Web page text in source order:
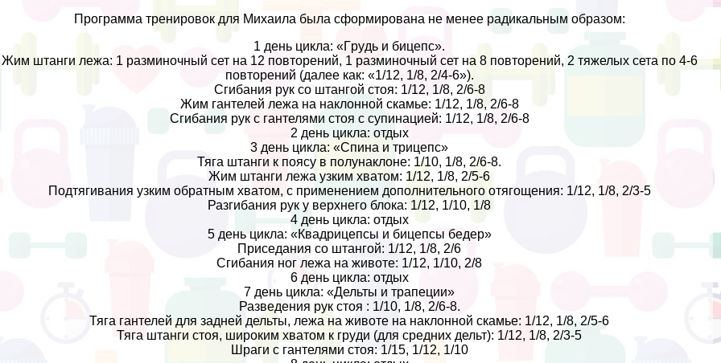
Программа тренировок для Михаила была сформирована не менее радикальным образом:
1 день цикла: «Гpyдь и бицепс».
Жим штанги лежа: 1 разминочный сет на 12 повторений, 1 разминочный сет на 8 повторений, 2 тяжелых сета по 4-6
повторений (далее как: «1/12, 1/8, 2/4-6»).
Сгибания рук со штангой стоя: 1/12, 1/8, 2/6-8
Жим гантелей лежа на наклонной скамье: 1/12, 1/8, 2/6-8
Сгибания рук с гантелями стоя с супинацией: 1/12, 1/8, 2/6-8
2 день цикла: отдых
3 день цикла: «Спина и трицепс»
Тяга штанги к поясу в полунаклоне: 1/10, 1/8, 2/6-8.
Жим штанги лежа узким хватом: 1/12, 1/8, 2/5-6
Подтягивания узким обратным хватом, с применением дополнительного отягощения: 1/12, 1/8, 2/3-5
Разгибания рук у верхнего блока: 1/12, 1/10, 1/8
4 день цикла: отдых
5 день цикла: «Квадрицепсы и бицепсы бедер»
Приседания со штангой: 1/12, 1/8, 2/6
Сгибания ног лежа на животе: 1/12, 1/10, 2/8
6 день цикла: отдых
7 день цикла: «Дельты и трапеции»
Разведения рук стоя : 1/10, 1/8, 2/6-8.
Тяга гантелей для задней дельты, лежа на животе на наклонной скамье: 1/12, 1/8, 2/5-6
Тяга штанги стоя, широким хватом к гpyди (для средних дельт): 1/12, 1/8, 2/3-5
Шраги с гантелями стоя: 1/15, 1/12, 1/10